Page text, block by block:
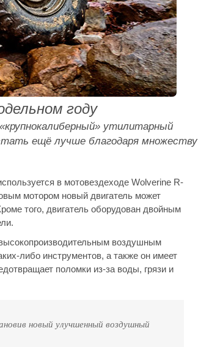
году
утилитарный
ещё лучше благодаря множеству
в мотовездеходе Wolverine R-
мотором новый двигатель может
того, двигатель оборудован двойным
воздушным
либо инструментов, а также он имеет
поломки из-за воды, грязи и
новый улучшенный воздушный